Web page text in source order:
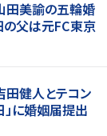
田美諭の五輪婚
の父は元FC東京
田健人とテコン
」に婚姻届提出